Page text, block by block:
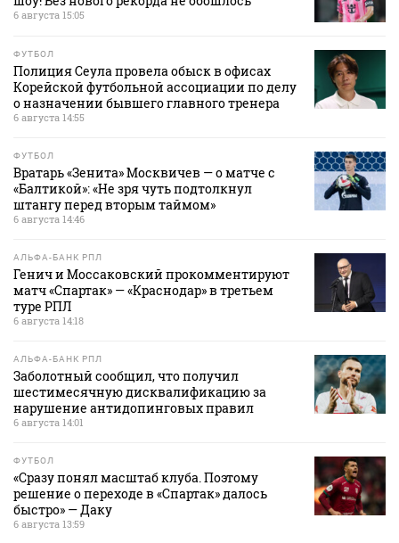
6 августа 15:05
ФУТБОЛ
Полиция Сеула провела обыск в офисах
Корейской футбольной ассоциации по делу
о назначении бывшего главного тренера
6 августа 14:55
ФУТБОЛ
Вратарь «Зенита» Москвичев — о матче с
«Балтикой»: «Не зря чуть подтолкнул
штангу перед вторым таймом»
6 августа 14:46
АЛЬФА-БАНК РПЛ
Генич и Моссаковский прокомментируют
матч «Спартак» — «Краснодар» в третьем
туре РПЛ
6 августа 14:18
АЛЬФА-БАНК РПЛ
Заболотный сообщил, что получил
шестимесячную дисквалификацию за
нарушение антидопинговых правил
6 августа 14:01
ФУТБОЛ
«Сразу понял масштаб клуба. Поэтому
решение о переходе в «Спартак» далось
быстро» — Даку
6 августа 13:59